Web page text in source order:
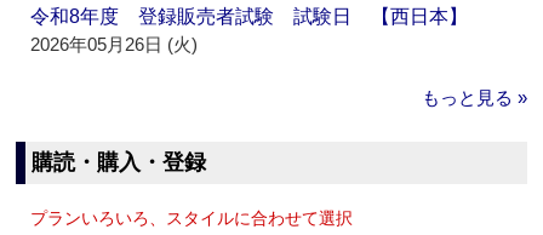
令和8年度 登録販売者試験 試験日 【西日本】
2026年05月26日 (火)
もっと見る »
購読・購入・登録
プランいろいろ、スタイルに合わせて選択